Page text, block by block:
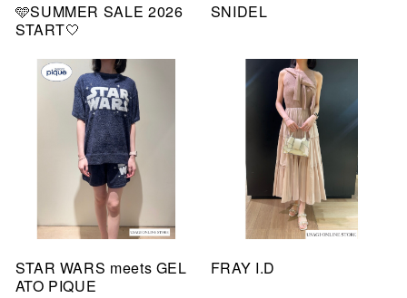
🩵SUMMER SALE 2026
START🤍
SNIDEL
STAR WARS meets GEL
ATO PIQUE
FRAY I.D